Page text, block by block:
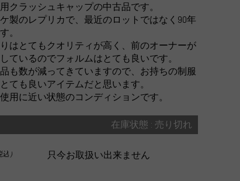
クラッシュキャップの中古品です。
製のレプリカで、最近のロットではなく90年
。
はとてもクオリティが高く、前のオーナーが
ているのでフォルムはとても良いです。
も数が減ってきていますので、お持ちの制服
ても良いアイテムだと思います。
用に近い状態のコンディションです。
在庫状態 : 売り切れ
込） 只今お取扱い出来ません